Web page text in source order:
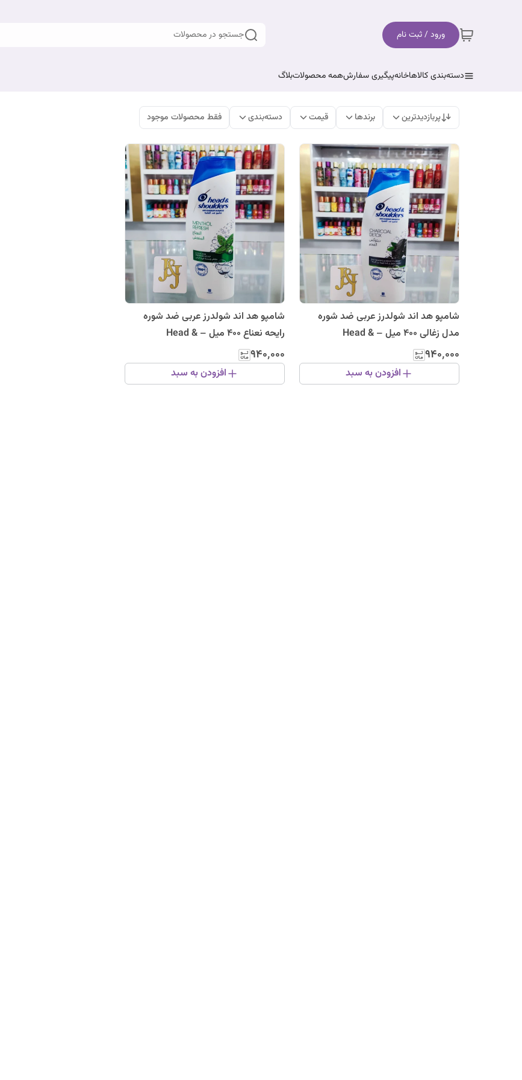
ورود / ثبت نام جستجو در محصولات
دسته‌بندی کالاهاخانهپیگیری سفارشهمه محصولاتبلاگ
پربازدیدترین برندها قیمت دسته‌بندی فقط محصولات موجود
شامپو هد اند شولدرز عربی ضد شوره
مدل زغالی 400 میل – Head &
Shoulders
۹۴۰٬۰۰۰
افزودن به سبد
شامپو هد اند شولدرز عربی ضد شوره
رایحه نعناع 400 میل – Head &
Shoulders
۹۴۰٬۰۰۰
افزودن به سبد